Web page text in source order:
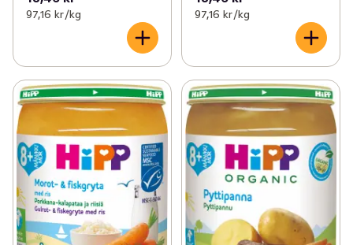
97,16 kr /kg 97,16 kr /kg